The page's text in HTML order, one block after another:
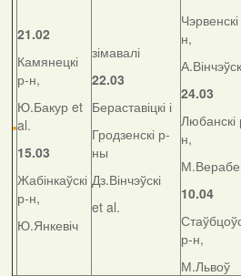
21.02
Камянецкі
р-н,
Ю.Бакур et
al.
15.03
Жабінкаўскі
р-н,
Ю.Янкевіч
зімавалі
22.03
Бераставіцкі і
Гродзенскі р-
ны
Дз.Вінчэўскі
et al.
н,
24.03
Любанскі
н,
10.04
р-н,
М.Львоў